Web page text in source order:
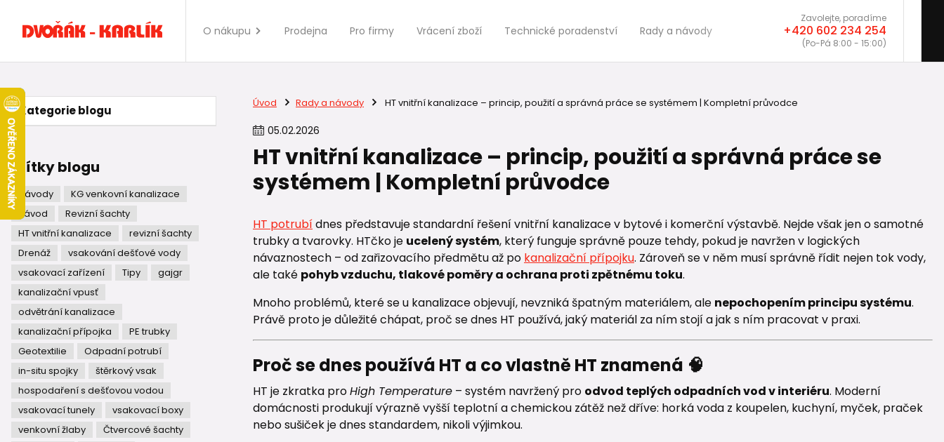
O nákupu Prodejna Pro firmy Vrácení zboží Technické poradenství Rady a návody
Zavolejte, poradíme
+420 602 234 254
(Po-Pá 8:00 - 15:00)
Kategorie blogu
Štítky blogu
Návody
KG venkovní kanalizace
návod
Revizní šachty
HT vnitřní kanalizace
revizní šachty
Drenáž
vsakování dešťové vody
vsakovací zařízení
Tipy
gajgr
kanalizační vpusť
odvětrání kanalizace
kanalizační přípojka
PE trubky
Geotextilie
Odpadní potrubí
in-situ spojky
štěrkový vsak
hospodaření s dešťovou vodou
vsakovací tunely
vsakovací boxy
venkovní žlaby
Čtvercové šachty
Úvod Rady a návody HT vnitřní kanalizace – princip, použití a správná práce se systémem | Kompletní průvodce
05.02.2026
HT vnitřní kanalizace – princip, použití a správná práce se
systémem | Kompletní průvodce
HT potrubídnes představuje standardní řešení vnitřní kanalizace v bytové i komerční výstavbě. Nejde však jen o samotné
trubky a tvarovky. HTčko je ucelený systém, který funguje správně pouze tehdy, pokud je navržen v logických
návaznostech – od zařizovacího předmětu až po kanalizační přípojku. Zároveň se v něm musí správně řídit nejen tok vody,
ale také pohyb vzduchu, tlakové poměry a ochrana proti zpětnému toku.
Mnoho problémů, které se u kanalizace objevují, nevzniká špatným materiálem, ale nepochopením principu systému.
Právě proto je důležité chápat, proč se dnes HT používá, jaký materiál za ním stojí a jak s ním pracovat v praxi.
Proč se dnes používá HT a co vlastně HT znamená 🧠
HT je zkratka proHigh Temperature– systém navržený pro odvod teplých odpadních vod v interiéru. Moderní
domácnosti produkují výrazně vyšší teplotní a chemickou zátěž než dříve: horká voda z koupelen, kuchyní, myček, praček
nebo sušiček je dnes standardem, nikoli výjimkou.